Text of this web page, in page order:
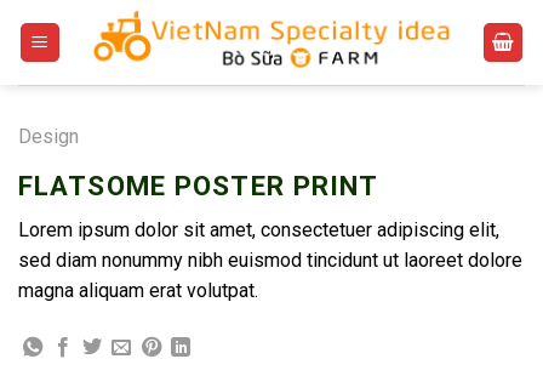
Design
FLATSOME POSTER PRINT
Lorem ipsum dolor sit amet, consectetuer adipiscing elit,
sed diam nonummy nibh euismod tincidunt ut laoreet dolore
magna aliquam erat volutpat.